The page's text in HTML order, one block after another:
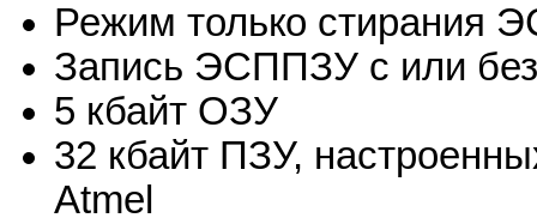
Режим только стирания
Запись ЭСППЗУ с или без
5 кбайт ОЗУ
32 кбайт ПЗУ,
Atmel